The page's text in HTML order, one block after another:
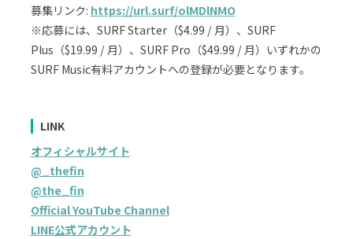
募集リンク: https://url.surf/olMDlNMO
※応募には、SURF Starter（$4.99 / 月）、SURF
Plus（$19.99 / 月）、SURF Pro（$49.99 / 月）いずれかの
SURF Music有料アカウントへの登録が必要となります。
LINK
オフィシャルサイト
@_thefin
@the_fin
Official YouTube Channel
LINE公式アカウント